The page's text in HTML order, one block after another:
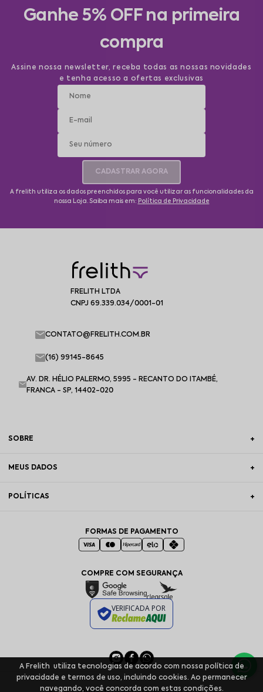
Ganhe 5% OFF na primeira
compra
Assine nossa newsletter, receba todas as nossas novidades
e tenha acesso a ofertas exclusivas
CADASTRAR AGORA
A frelith utiliza os dados preenchidos para você utilizar as funcionalidades da
nossa Loja. Saiba mais em: Política de Privacidade
FRELITH LTDA
CNPJ 69.339.034/0001-01
CONTATO@FRELITH.COM.BR
(16) 99145-8645
AV. DR. HÉLIO PALERMO, 5995 - RECANTO DO ITAMBÉ,
FRANCA - SP, 14402-020
SOBRE
MEUS DADOS
POLÍTICAS
FORMAS DE PAGAMENTO
COMPRE COM SEGURANÇA
VERIFICADA POR
A Frelith utiliza tecnologias de acordo com nossa política de
privacidade e termos de uso, incluindo cookies. Ao permanecer
navegando, você concorda com estas condições.